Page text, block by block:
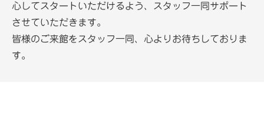
心してスタートいただけるよう、スタッフ一同サポート
させていただきます。
皆様のご来館をスタッフ一同、心よりお待ちしておりま
す。